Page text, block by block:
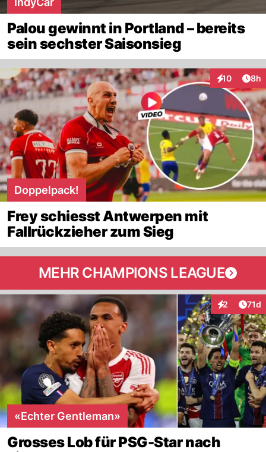
Palou gewinnt in Portland – bereits
sein sechster Saisonsieg
10
Interaktionen
8h
Doppelpack!
Frey schiesst Antwerpen mit
Fallrückzieher zum Sieg
MEHR CHAMPIONS LEAGUE
2 71d
«Echter Gentleman»
Grosses Lob für PSG-Star nach